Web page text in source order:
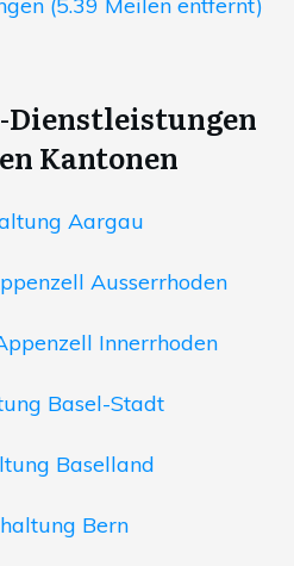
(5.39 Meilen entfernt)
Kantonen
Aargau
Ausserrhoden
Innerrhoden
Basel-Stadt
Baselland
Bern